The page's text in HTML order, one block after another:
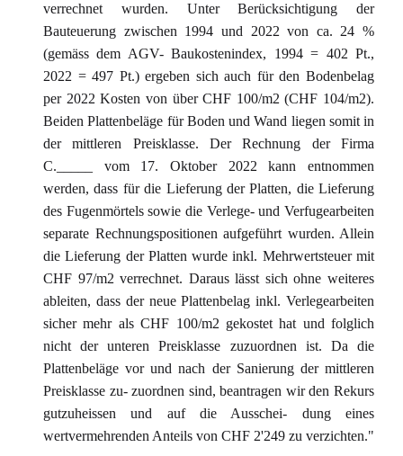
verrechnet wurden. Unter Berücksichtigung der
Bauteuerung zwischen 1994 und 2022 von ca. 24 %
(gemäss dem AGV- Baukostenindex, 1994 = 402 Pt.,
2022 = 497 Pt.) ergeben sich auch für den Bodenbelag
per 2022 Kosten von über CHF 100/m2 (CHF 104/m2).
Beiden Plattenbeläge für Boden und Wand liegen somit in
der mittleren Preisklasse. Der Rechnung der Firma
C._____ vom 17. Oktober 2022 kann entnommen
werden, dass für die Lieferung der Platten, die Lieferung
des Fugenmörtels sowie die Verlege- und Verfugearbeiten
separate Rechnungspositionen aufgeführt wurden. Allein
die Lieferung der Platten wurde inkl. Mehrwertsteuer mit
CHF 97/m2 verrechnet. Daraus lässt sich ohne weiteres
ableiten, dass der neue Plattenbelag inkl. Verlegearbeiten
sicher mehr als CHF 100/m2 gekostet hat und folglich
nicht der unteren Preisklasse zuzuordnen ist. Da die
Plattenbeläge vor und nach der Sanierung der mittleren
Preisklasse zu- zuordnen sind, beantragen wir den Rekurs
gutzuheissen und auf die Ausschei- dung eines
wertvermehrenden Anteils von CHF 2'249 zu verzichten."